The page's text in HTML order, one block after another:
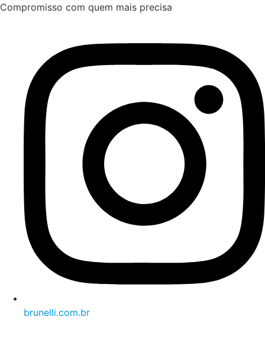
Ir
Compromisso com quem mais precisa
brunelli.com.br